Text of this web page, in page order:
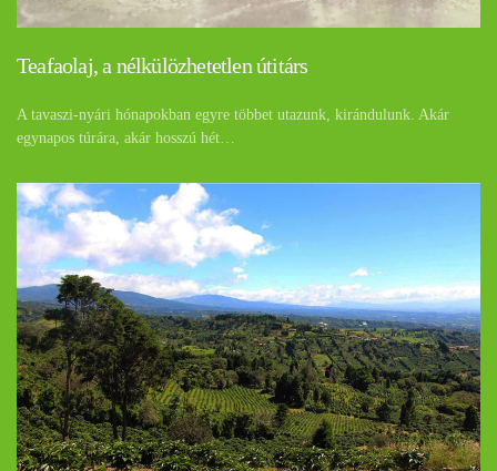
Teafaolaj, a nélkülözhetetlen útitárs
A tavaszi-nyári hónapokban egyre többet utazunk, kirándulunk. Akár
egynapos túrára, akár hosszú hét…